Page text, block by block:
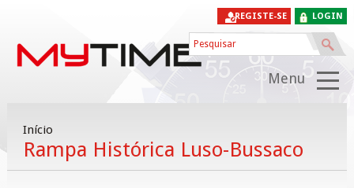
LOGIN
REGISTE-SE
Menu
Início
Rampa Histórica Luso-Bussaco